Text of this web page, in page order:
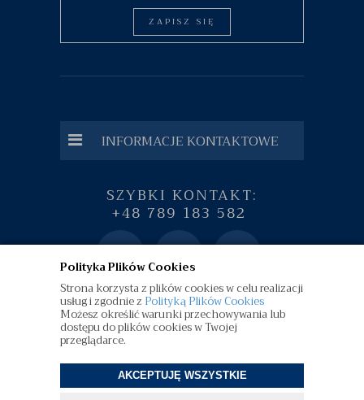
Polityka Plików Cookies
Strona korzysta z plików cookies w celu realizacji
usług i zgodnie z Polityką Plików Cookies
Możesz określić warunki przechowywania lub
dostępu do plików cookies w Twojej
przeglądarce.
AKCEPTUJĘ WSZYSTKIE
ZAPISZ SIĘ
INFORMACJE KONTAKTOWE
SZYBKI KONTAKT:
+48 789 183 582